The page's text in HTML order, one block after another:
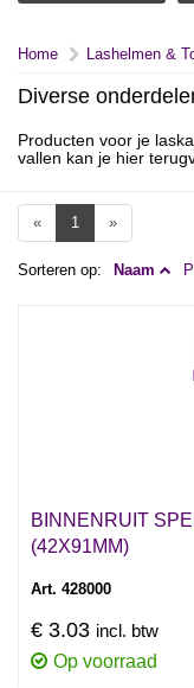
Home Lashelmen &
Diverse
Producten voor je
vallen kan je hier
« 1 »
Sorteren op: Naam
BINNENRUIT
(42X91MM)
Art. 428000
€ 3.03 incl. btw
Op voorraad